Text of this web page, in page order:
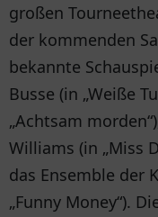
großen
der kommenden
bekannte
Busse (in „Weiße
„Achtsam
Williams (in „Miss
das Ensemble der
„Funny Money“).